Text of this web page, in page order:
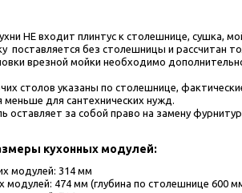
НЕ входит плинтус к столешнице, сушка,
поставляется без столешницы и рассчитан
врезной мойки необходимо
столов указаны по столешнице,
меньше для сантехнических нужд.
оставляет за собой право на замену
кухонных модулей:
модулей: 314 мм
модулей: 474 мм (глубина по столешнице 600